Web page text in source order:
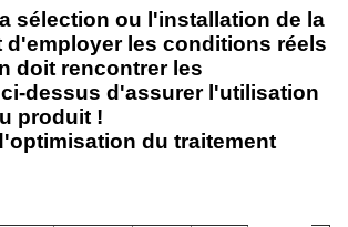
sélection ou l'installation de la
d'employer les conditions réels
doit rencontrer les
dessus d'assurer l'utilisation
produit !
du traitement